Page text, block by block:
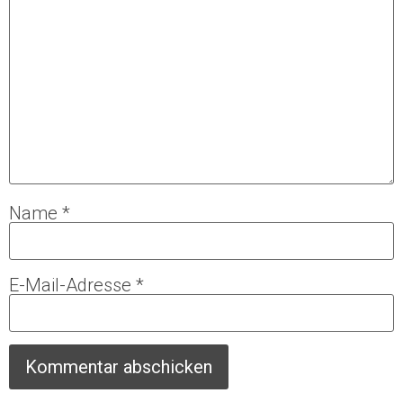
Name *
E-Mail-Adresse *